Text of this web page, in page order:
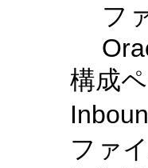
フ
構成
ファ